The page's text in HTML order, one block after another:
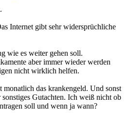
Internet gibt sehr widersprüchliche
wie es weiter gehen soll.
aber immer wieder werden
nicht wirklich helfen.
monatlich das krankengeld. Und sonst
Gutachten. Ich weiß nicht ob
soll und wenn ja wann?